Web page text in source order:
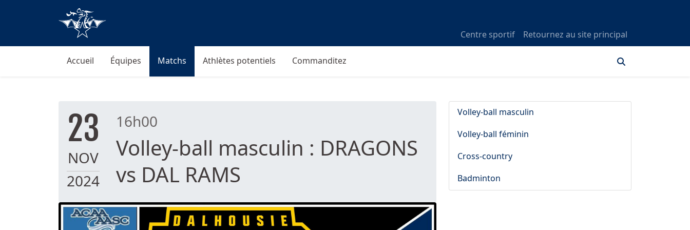
Centre sportif Retournez au site principal
Accueil Équipes Matchs Athlètes potentiels Commanditez
23
NOV
2024
16h00
Volley-ball masculin : DRAGONS
vs DAL RAMS
Volley-ball masculin
Volley-ball féminin
Cross-country
Badminton